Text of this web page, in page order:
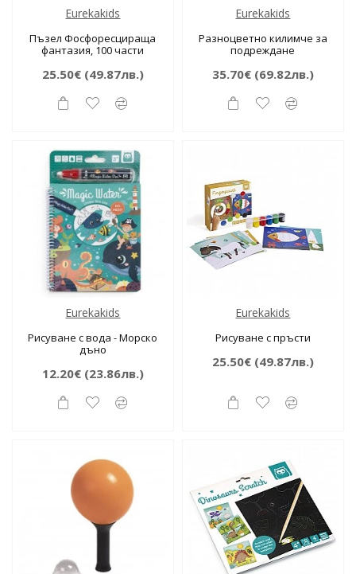
Eurekakids
Пъзел Фосфоресцираща
фантазия, 100 части
25.50€(49.87лв.)
Eurekakids
Разноцветно килимче за
подреждане
35.70€(69.82лв.)
Eurekakids
Рисуване с вода - Морско
дъно
12.20€(23.86лв.)
Eurekakids
Рисуване с пръсти
25.50€(49.87лв.)